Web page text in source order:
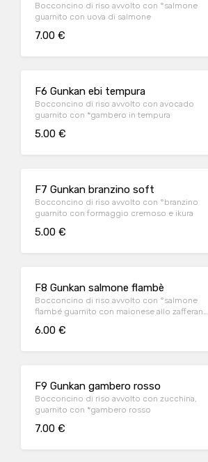
Bocconcino di riso avvolto con °salmone
guarnito con uova di salmone
7.00 €
F6 Gunkan ebi tempura
Bocconcino di riso avvolto con avocado
guarnito con *gambero in tempura
5.00 €
F7 Gunkan branzino soft
Bocconcino di riso avvolto con °branzino
guarnito con formaggio cremoso e ikura
5.00 €
F8 Gunkan salmone flambè
Bocconcino di riso avvolto con °salmone
flambé guarnito con maionese allo zafferano
6.00 €
F9 Gunkan gambero rosso
Bocconcino di riso avvolto con zucchina,
guarnito con *gambero rosso
7.00 €